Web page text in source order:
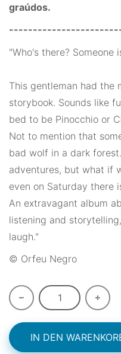
graúdos.
"Who's there? Someone
This gentleman had the
storybook. Sounds like
bed to be Pinocchio or
Not to mention that
bad wolf in a dark
adventures, but what if
even on Saturday there
An extravagant album
listening and
laugh."
© Orfeu Negro
IN DEN